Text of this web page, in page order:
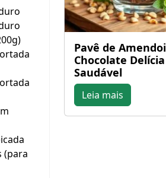
(para
Pavê de
Chocolate Delícia
Saudável
Leia mais